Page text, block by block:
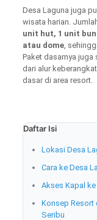
Desa Laguna juga
wisata harian.
unit hut, 1 unit
atau dome,
Paket dasarnya juga
dari alur
dasar di area resort.
Daftar Isi
Lokasi Desa
Cara ke Desa
Akses Kapal
Konsep Resort
Seribu